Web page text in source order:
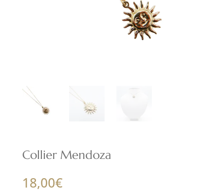
Collier Mendoza
18,00€